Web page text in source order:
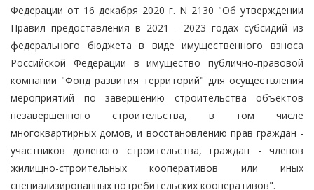
Федерации от 16 декабря 2020 г. N 2130 "Об утверждении
Правил предоставления в 2021 - 2023 годах субсидий из
федерального бюджета в виде имущественного взноса
Российской Федерации в имущество публично-правовой
компании "Фонд развития территорий" для осуществления
мероприятий по завершению строительства объектов
незавершенного строительства, в том числе
многоквартирных домов, и восстановлению прав граждан -
участников долевого строительства, граждан - членов
жилищно-строительных кооперативов или иных
специализированных потребительских кооперативов".